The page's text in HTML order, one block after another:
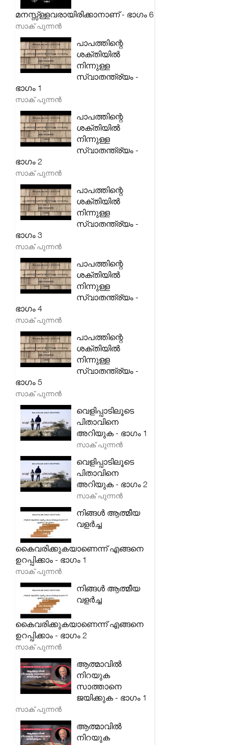
മനസ്സ്ള്ളവരായിരിക്കാനാണ് - ഭാഗം 6
സാക് പുന്നൻ
പാപത്തിന്റെ
ശക്തിയിൽ
നിന്നുള്ള
സ്വാതന്ത്ര്യം -
ഭാഗം 1
സാക് പുന്നൻ
പാപത്തിന്റെ
ശക്തിയിൽ
നിന്നുള്ള
സ്വാതന്ത്ര്യം -
ഭാഗം 2
സാക് പുന്നൻ
പാപത്തിന്റെ
ശക്തിയിൽ
നിന്നുള്ള
സ്വാതന്ത്ര്യം -
ഭാഗം 3
സാക് പുന്നൻ
പാപത്തിന്റെ
ശക്തിയിൽ
നിന്നുള്ള
സ്വാതന്ത്ര്യം -
ഭാഗം 4
സാക് പുന്നൻ
പാപത്തിന്റെ
ശക്തിയിൽ
നിന്നുള്ള
സ്വാതന്ത്ര്യം -
ഭാഗം 5
സാക് പുന്നൻ
വെളിപ്പാടിലൂടെ
പിതാവിനെ
അറിയുക - ഭാഗം 1
സാക് പുന്നൻ
വെളിപ്പാടിലൂടെ
പിതാവിനെ
അറിയുക - ഭാഗം 2
സാക് പുന്നൻ
നിങ്ങൾ ആത്മീയ
വളർച്ച
കൈവരിക്കുകയാണെന്ന് എങ്ങനെ
ഉറപ്പിക്കാം - ഭാഗം 1
സാക് പുന്നൻ
നിങ്ങൾ ആത്മീയ
വളർച്ച
കൈവരിക്കുകയാണെന്ന് എങ്ങനെ
ഉറപ്പിക്കാം - ഭാഗം 2
സാക് പുന്നൻ
ആത്മാവിൽ
നിറയുക
സാത്താനെ
ജയിക്കുക - ഭാഗം 1
സാക് പുന്നൻ
ആത്മാവിൽ
നിറയുക